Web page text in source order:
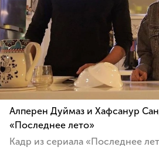
Алперен Дуймаз и Хафсанур
«Последнее лето»
Кадр из сериала «Последнее